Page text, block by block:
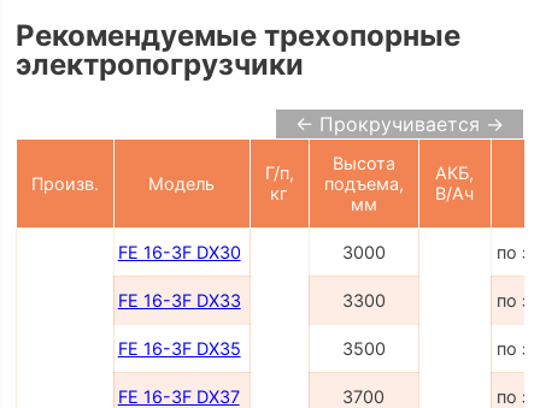
Рекомендуемые трехопорные
электропогрузчики
← Прокручивается →
Произв. Модель
Г/п,
кг
Высота
подъема,
мм
АКБ,
В/Ач
FE 16-3F DX30 3000 по
FE 16-3F DX33 3300 по
FE 16-3F DX35 3500 по
FE 16-3F DX37 3700 по